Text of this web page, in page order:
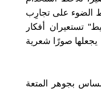
الضوء على تجارِب
تستعيران أفكار
يجعلها صورًا شعرية
بجوهر المتعة